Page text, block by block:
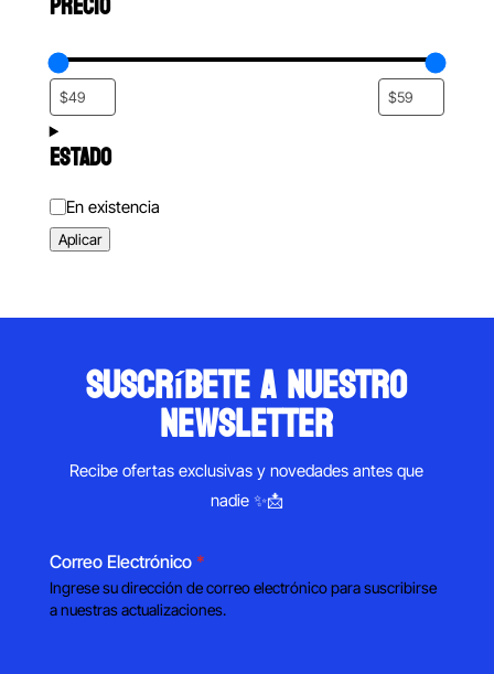
ESTADO
Estado
En existencia
Aplicar
suscríbete a nuestro
newsletter
Recibe ofertas exclusivas y novedades antes que
nadie ✨📩
Correo Electrónico *
Ingrese su dirección de correo electrónico para suscribirse
a nuestras actualizaciones.